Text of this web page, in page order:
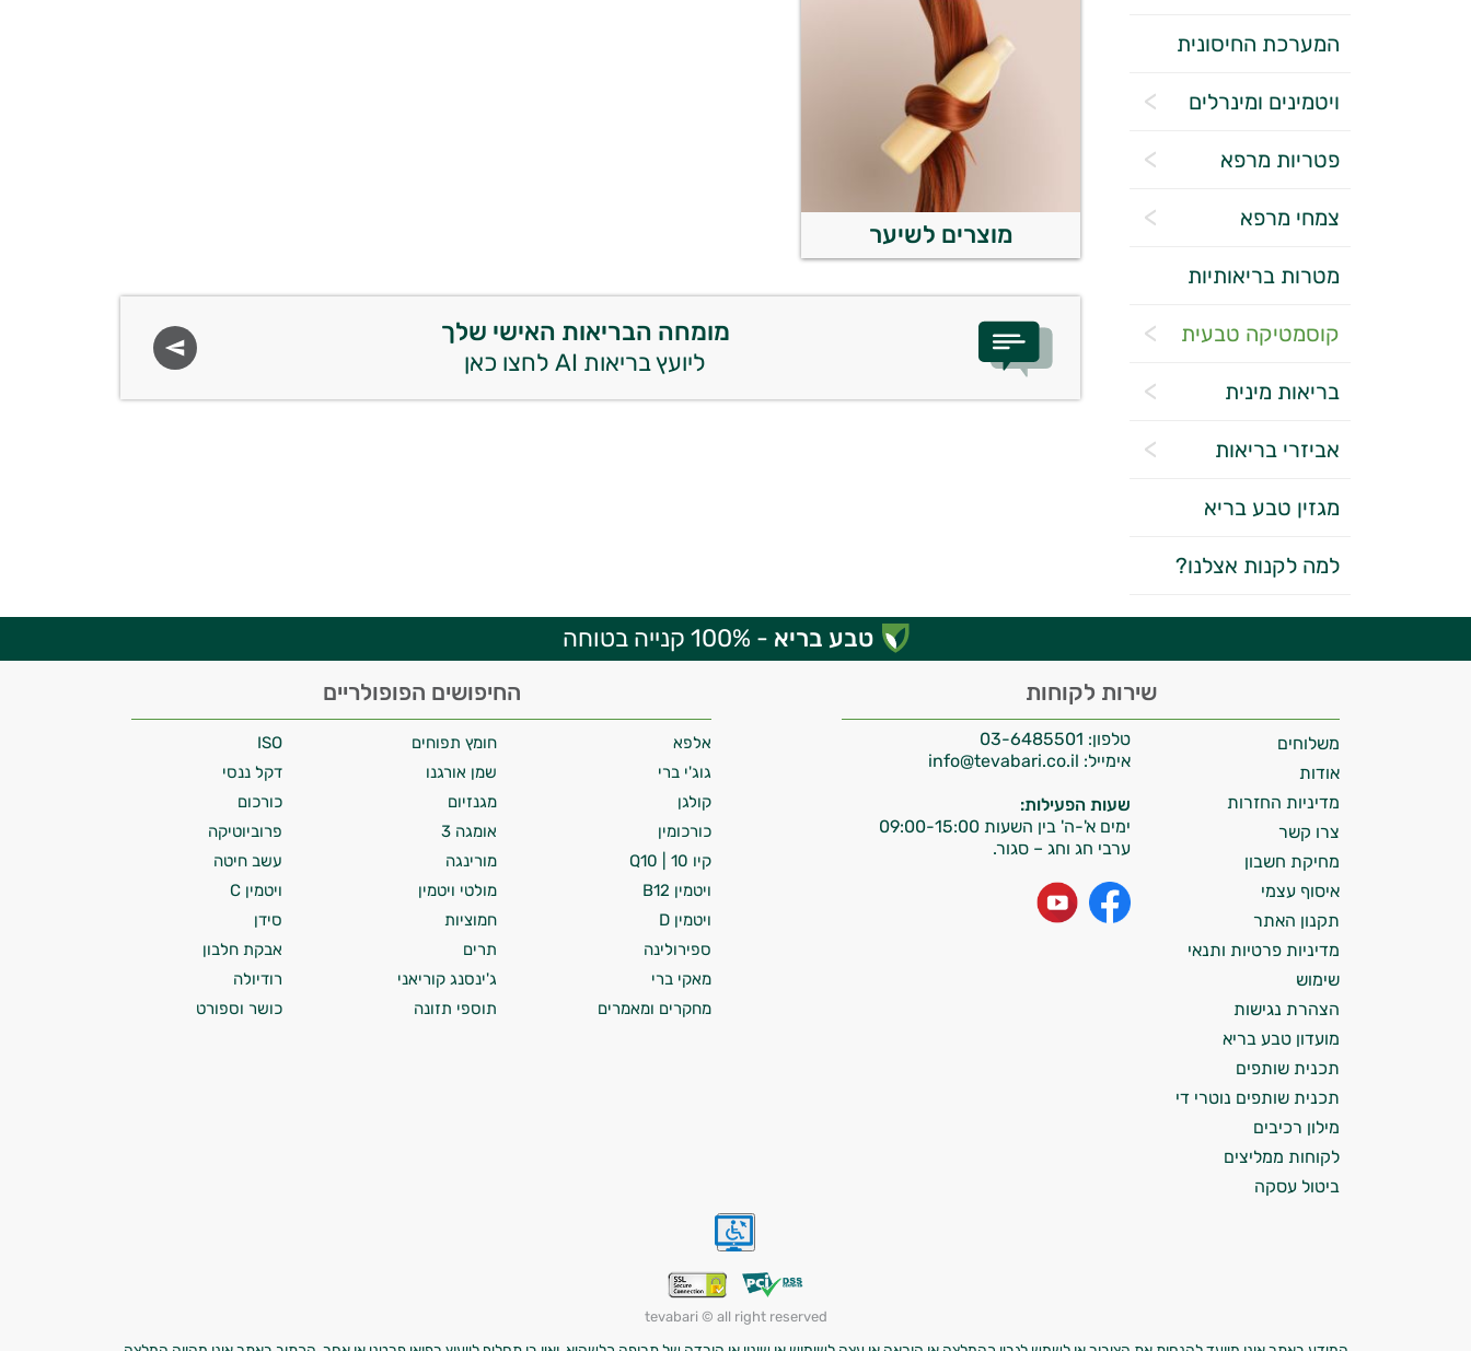
המערכת החיסונית
ויטמינים ומינרלים
פטריות מרפא
צמחי מרפא
מטרות בריאותיות
קוסמטיקה טבעית
בריאות מינית
אביזרי בריאות
מגזין טבע בריא
למה לקנות אצלנו?
מוצרים לשיער
מומחה הבריאות האישי שלך
ליועץ בריאות AI לחצו כאן
טבע בריא - 100% קנייה בטוחה
שירות לקוחות
טלפון: 03-6485501
אימייל:
שעות הפעילות:
ימים א'-ה' בין השעות 09:00-15:00
ערבי חג וחג – סגור.
משלוחים
אודות
מדיניות החזרות
צרו קשר
מחיקת חשבון
איסוף עצמי
תקנון האתר
מדיניות פרטיות ותנאי
שימוש
הצהרת נגישות
מועדון טבע בריא
תכנית שותפים
תכנית שותפים נוטרי די
מילון רכיבים
לקוחות ממליצים
ביטול עסקה
החיפושים הפופולריים
אלפא חומץ תפוחים
ISO
גוג'י ברי
שמן אורגנו
דקל ננסי
קולגן
מגנזיום
כורכום
כורכומין
אומגה 3
פרוביוטיקה
קיו 10 | Q10
מורינגה
עשב חיטה
ויטמין B12
מולטי ויטמין
ויטמין C
ויטמין D
חמוציות
סידן
ספירולינה
תרים
אבקת חלבון
מאקי ברי
ג'ינסנג קוריאני
רודיולה
מחקרים ומאמרים
תוספי תזונה כושר וספורט
tevabari © all right reserved
יועץ בריאות אישי AI
התשובות שלי מבוססות על מאגרי מידע קליניים
וספרות מקצועית בתחומי הרפואה הטבעית
ותזונת הספורט.
אני כאן כדי לעזור לך להתאים את תוספי
התזונה ומוצרי הבריאות המדויקים למטרות
ולמצב הגופני שלך, ולהסביר לך אילו רכיבים
עובדים יחד כדי למקסם תוצאות גם בחיי היום
המטרה שלי היא להתאים עבורך המלצות
אישיות מבוססות מדעית.
זה הזמן להתחיל. איך אוכל לעזור?